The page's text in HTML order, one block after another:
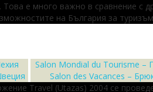
е много важно в сравнение с
на България за
Salon Mondial du Tourisme –
Salon des Vacances –
Travel (Utazas) 2004 се